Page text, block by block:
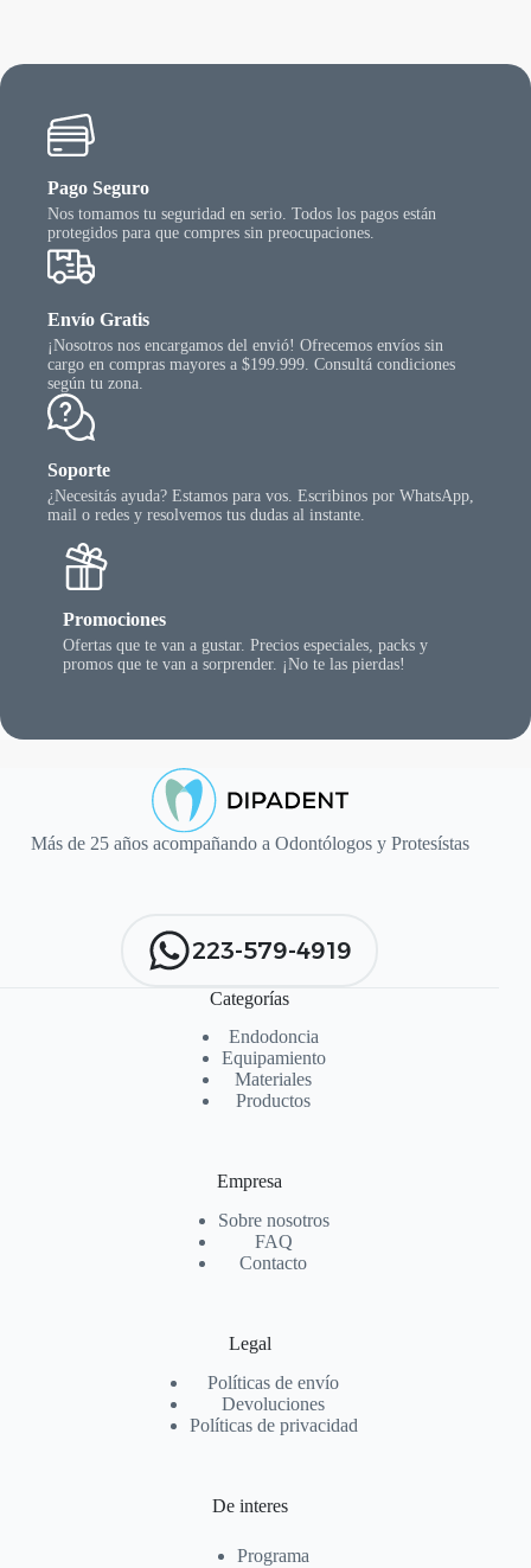
Pago Seguro
Nos tomamos tu seguridad en serio. Todos los pagos están
protegidos para que compres sin preocupaciones.
Envío Gratis
¡Nosotros nos encargamos del envió! Ofrecemos envíos sin
cargo en compras mayores a $199.999. Consultá condiciones
según tu zona.
Soporte
¿Necesitás ayuda? Estamos para vos. Escribinos por WhatsApp,
mail o redes y resolvemos tus dudas al instante.
Promociones
Ofertas que te van a gustar. Precios especiales, packs y
promos que te van a sorprender. ¡No te las pierdas!
Más de 25 años acompañando a Odontólogos y Protesístas
223-579-4919
Categorías
Endodoncia
Equipamiento
Materiales
Productos
Empresa
Sobre nosotros
FAQ
Contacto
Legal
Políticas de envío
Devoluciones
Políticas de privacidad
De interes
Programa